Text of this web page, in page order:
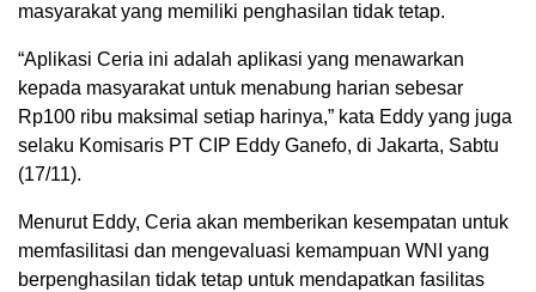
masyarakat yang memiliki penghasilan tidak tetap.
“Aplikasi Ceria ini adalah aplikasi yang menawarkan
kepada masyarakat untuk menabung harian sebesar
Rp100 ribu maksimal setiap harinya,” kata Eddy yang juga
selaku Komisaris PT CIP Eddy Ganefo, di Jakarta, Sabtu
(17/11).
Menurut Eddy, Ceria akan memberikan kesempatan untuk
memfasilitasi dan mengevaluasi kemampuan WNI yang
berpenghasilan tidak tetap untuk mendapatkan fasilitas